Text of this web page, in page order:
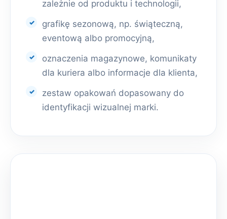
zależnie od produktu i technologii,
grafikę sezonową, np. świąteczną,
eventową albo promocyjną,
oznaczenia magazynowe, komunikaty
dla kuriera albo informacje dla klienta,
zestaw opakowań dopasowany do
identyfikacji wizualnej marki.